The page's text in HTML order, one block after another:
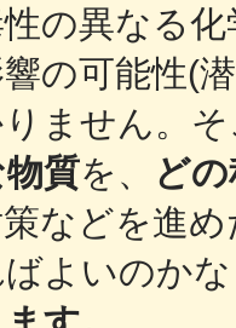
の異なる
の可能性(
ません。
質を、
ど
などを進
よいのか